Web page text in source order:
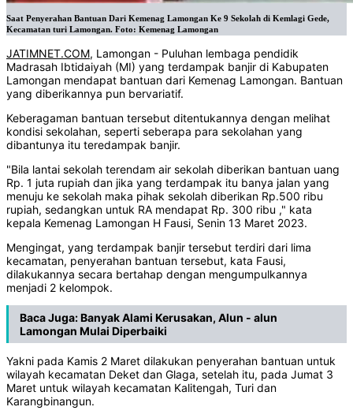
Saat Penyerahan Bantuan Dari Kemenag Lamongan Ke 9 Sekolah di Kemlagi Gede,
Kecamatan turi Lamongan. Foto: Kemenag Lamongan
JATIMNET.COM, Lamongan - Puluhan lembaga pendidik
Madrasah Ibtidaiyah (MI) yang terdampak banjir di Kabupaten
Lamongan mendapat bantuan dari Kemenag Lamongan. Bantuan
yang diberikannya pun bervariatif.
Keberagaman bantuan tersebut ditentukannya dengan melihat
kondisi sekolahan, seperti seberapa para sekolahan yang
dibantunya itu teredampak banjir.
"Bila lantai sekolah terendam air sekolah diberikan bantuan uang
Rp. 1 juta rupiah dan jika yang terdampak itu banya jalan yang
menuju ke sekolah maka pihak sekolah diberikan Rp.500 ribu
rupiah, sedangkan untuk RA mendapat Rp. 300 ribu ," kata
kepala Kemenag Lamongan H Fausi, Senin 13 Maret 2023.
Mengingat, yang terdampak banjir tersebut terdiri dari lima
kecamatan, penyerahan bantuan tersebut, kata Fausi,
dilakukannya secara bertahap dengan mengumpulkannya
menjadi 2 kelompok.
Baca Juga:Banyak Alami Kerusakan, Alun - alun
Lamongan Mulai Diperbaiki
Yakni pada Kamis 2 Maret dilakukan penyerahan bantuan untuk
wilayah kecamatan Deket dan Glaga, setelah itu, pada Jumat 3
Maret untuk wilayah kecamatan Kalitengah, Turi dan
Karangbinangun.